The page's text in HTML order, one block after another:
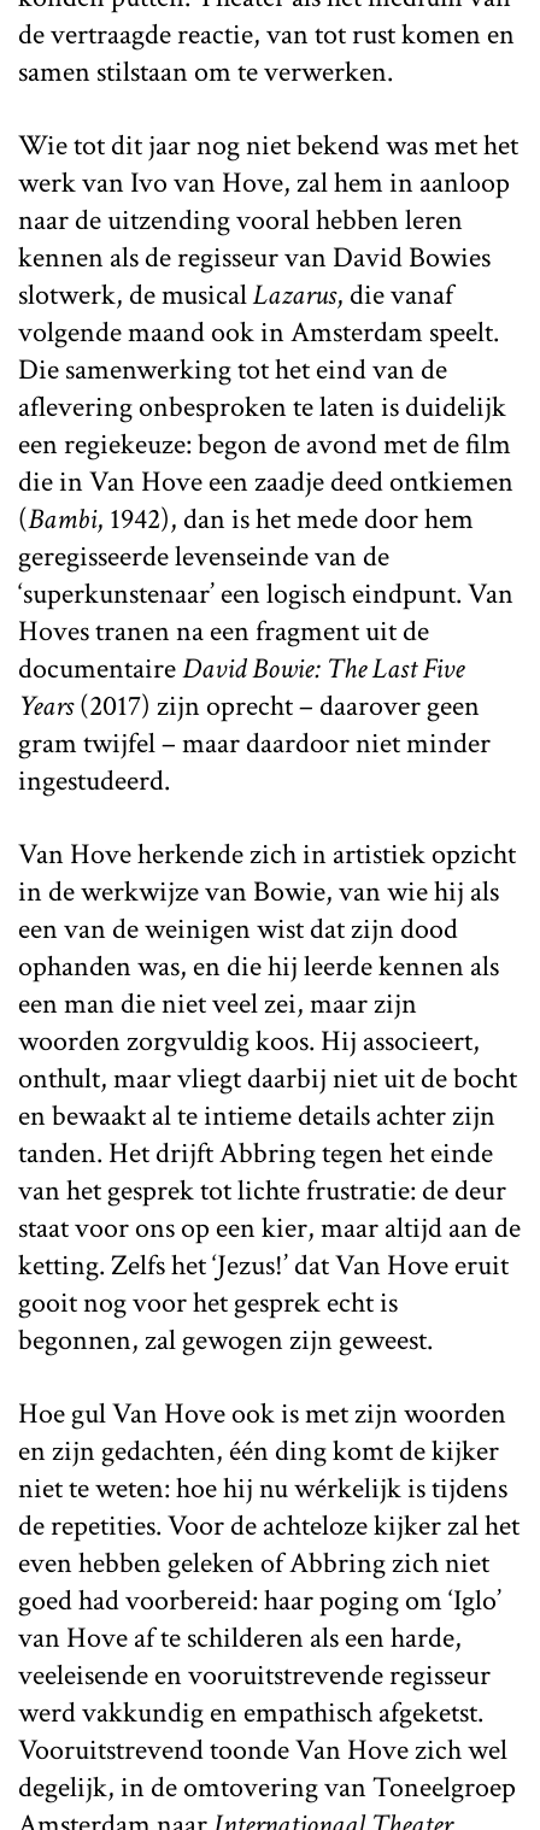
de vertraagde reactie, van tot rust komen en
samen stilstaan om te verwerken.
Wie tot dit jaar nog niet bekend was met het
werk van Ivo van Hove, zal hem in aanloop
naar de uitzending vooral hebben leren
kennen als de regisseur van David Bowies
slotwerk, de musicalLazarus, die vanaf
volgende maand ook in Amsterdam speelt.
Die samenwerking tot het eind van de
aflevering onbesproken te laten is duidelijk
een regiekeuze: begon de avond met de film
die in Van Hove een zaadje deed ontkiemen
(Bambi, 1942), dan is het mede door hem
geregisseerde levenseinde van de
‘superkunstenaar’ een logisch eindpunt. Van
Hoves tranen na een fragment uit de
documentaireDavid Bowie: The Last Five
Years(2017) zijn oprecht – daarover geen
gram twijfel – maar daardoor niet minder
ingestudeerd.
Van Hove herkende zich in artistiek opzicht
in de werkwijze van Bowie, van wie hij als
een van de weinigen wist dat zijn dood
ophanden was, en die hij leerde kennen als
een man die niet veel zei, maar zijn
woorden zorgvuldig koos. Hij associeert,
onthult, maar vliegt daarbij niet uit de bocht
en bewaakt al te intieme details achter zijn
tanden. Het drijft Abbring tegen het einde
van het gesprek tot lichte frustratie: de deur
staat voor ons op een kier, maar altijd aan de
ketting. Zelfs het ‘Jezus!’ dat Van Hove eruit
gooit nog voor het gesprek echt is
begonnen, zal gewogen zijn geweest.
Hoe gul Van Hove ook is met zijn woorden
en zijn gedachten, één ding komt de kijker
niet te weten: hoe hij nu wérkelijk is tijdens
de repetities. Voor de achteloze kijker zal het
even hebben geleken of Abbring zich niet
goed had voorbereid: haar poging om ‘Iglo’
van Hove af te schilderen als een harde,
veeleisende en vooruitstrevende regisseur
werd vakkundig en empathisch afgeketst.
Vooruitstrevend toonde Van Hove zich wel
degelijk, in de omtovering van Toneelgroep